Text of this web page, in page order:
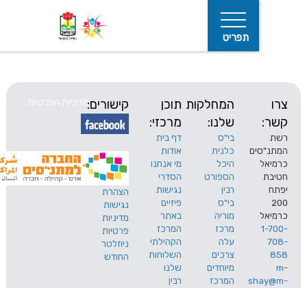
המחלקות
שלנו:
בי"ס
כלנית
היכל
הספורט
רבין
בי"ס
מוריה
מרכז
עלה
צרכים
מיוחדים
המרכז
תוכן
מרכזי:
דף בית
אודות
מי אנחנו
הסדרי
נגישות
פיזיים
באתר
המרכז
הקהילתי
השלוחות
שלנו
רבין
קישורים:
הצהרת
נגישות
מדיניות
פרטיות
ניוזלטר
החודש
מדיניות הפרטיות